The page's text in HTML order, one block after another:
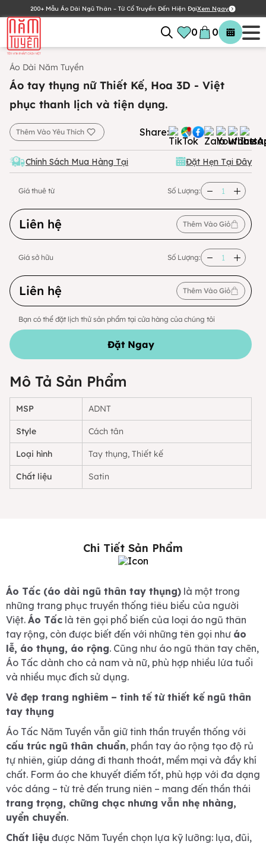
200+ Mẫu Áo Dài Ngũ Thân – Từ Cổ Truyền Đến Hiện ĐạiXem Ngay
0 0
Áo Dài Năm Tuyền
Áo tay thụng nữ Thiết Kế, Hoa 3D - Việt
phục thanh lịch và tiện dụng.
Thêm Vào Yêu Thích Share:
Chính Sách Mua Hàng Tại Đặt Hẹn Tại Đây
Giá thuê từ Số Lượng:
Liên hệ Thêm Vào Giỏ
Giá sở hữu Số Lượng:
Liên hệ Thêm Vào Giỏ
Bạn có thể đặt lịch thử sản phẩm tại cửa hàng của chúng tôi
Đặt Ngay
Mô Tả Sản Phẩm
MSP ADNT
Style Cách tân
Loại hình Tay thụng, Thiết kế
Chất liệu Satin
Chi Tiết Sản Phẩm
Áo Tấc (áo dài ngũ thân tay thụng) là một trong
những trang phục truyền thống tiêu biểu của người
Việt. Áo Tấc là tên gọi phổ biến của loại áo ngũ thân
tay rộng, còn được biết đến với những tên gọi như áo
lễ, áo thụng, áo rộng. Cũng như áo ngũ thân tay chẽn,
Áo Tấc dành cho cả nam và nữ, phù hợp nhiều lứa tuổi
và nhiều mục đích sử dụng.
Vẻ đẹp trang nghiêm – tinh tế từ thiết kế ngũ thân
tay thụng
Áo Tấc Năm Tuyền vẫn giữ tinh thần truyền thống với
cấu trúc ngũ thân chuẩn, phần tay áo rộng tạo độ rủ
tự nhiên, giúp dáng đi thanh thoát, mềm mại và đầy khí
chất. Form áo che khuyết điểm tốt, phù hợp với đa dạng
vóc dáng – từ trẻ đến trung niên – mang đến thần thái
trang trọng, chững chạc nhưng vẫn nhẹ nhàng,
uyển chuyển.
Chất liệu được Năm Tuyền chọn lựa kỹ lưỡng: lụa, đũi,